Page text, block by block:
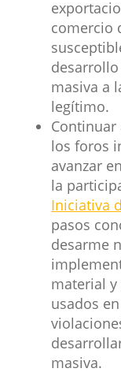
comercio
masiva a
legítimo.
los foros
avanzar
la
Iniciativa
pasos
desarme
material y
usados
masiva.